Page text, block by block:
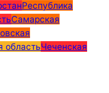
Республика
Самарская
областьЧеченская